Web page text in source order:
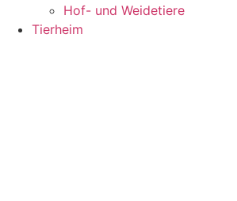
Hof- und Weidetiere
Tierheim